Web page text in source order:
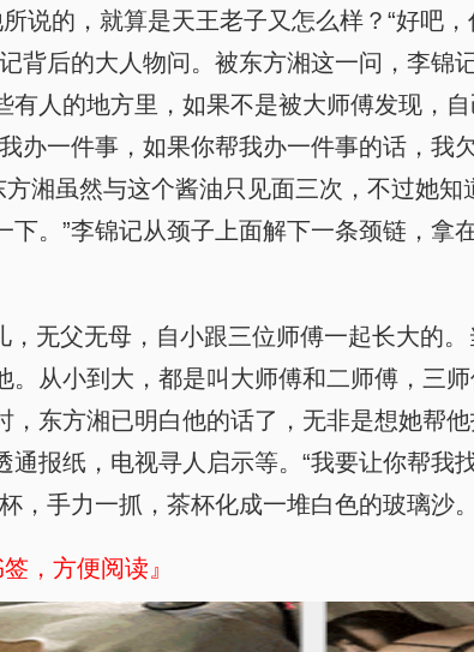
说的，就算是天王老子又怎么样？“好吧
背后的大人物问。被东方湘这一问，李锦
人的地方里，如果不是被大师傅发现，
办一件事，如果你帮我办一件事的话，我
湘虽然与这个酱油只见面三次，不过她
。”李锦记从颈子上面解下一条颈链，拿
无父无母，自小跟三位师傅一起长大的
从小到大，都是叫大师傅和二师傅，三
东方湘已明白他的话了，无非是想她帮
报纸，电视寻人启示等。“我要让你帮我
手力一抓，茶杯化成一堆白色的玻璃沙
签，方便阅读』